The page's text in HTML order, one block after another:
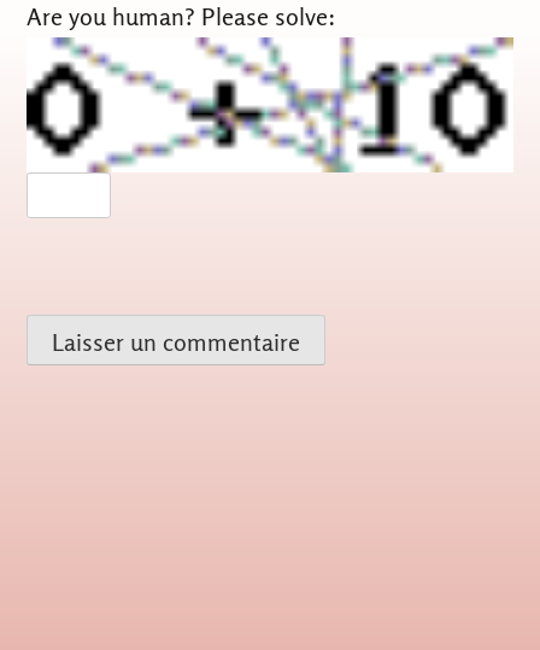
Are you human? Please solve: